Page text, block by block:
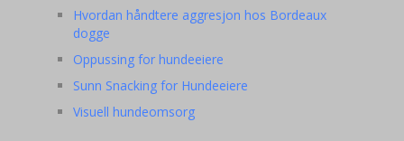
Hvordan håndtere aggresjon hos Bordeaux
dogge
Oppussing for hundeeiere
Sunn Snacking for Hundeeiere
Visuell hundeomsorg